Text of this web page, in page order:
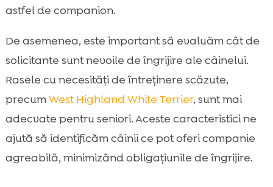
astfel de companion.
De asemenea, este important să evaluăm cât de
solicitante sunt nevoile de îngrijire ale câinelui.
Rasele cu necesități de întreținere scăzute,
precumWest Highland White Terrier, sunt mai
adecvate pentru seniori. Aceste caracteristici ne
ajută să identificăm câinii ce pot oferi companie
agreabilă, minimizând obligațiunile de îngrijire.